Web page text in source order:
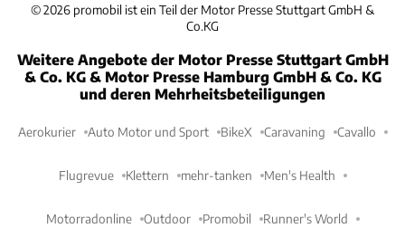
©2026 promobil ist ein Teil der Motor Presse Stuttgart GmbH &
Co.KG
Weitere Angebote der Motor Presse Stuttgart GmbH
& Co. KG & Motor Presse Hamburg GmbH & Co. KG
und deren Mehrheitsbeteiligungen
Aerokurier Auto Motor und Sport BikeX Caravaning Cavallo
Flugrevue Klettern mehr-tanken Men's Health
Motorradonline Outdoor Promobil Runner's World